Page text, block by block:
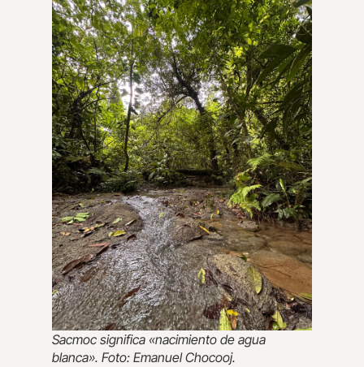
Sacmoc significa «nacimiento de agua
blanca». Foto: Emanuel Chocooj.